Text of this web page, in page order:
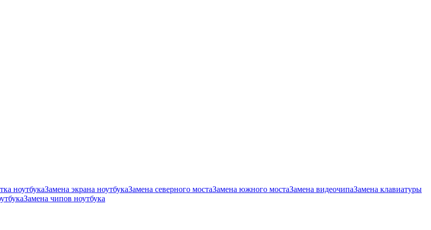
ноутбукаЗамена экрана ноутбукаЗамена северного мостаЗамена южного мостаЗамена видеочипаЗамена клавиатуры
Замена чипов ноутбука